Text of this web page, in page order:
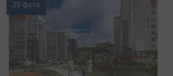
20 фото